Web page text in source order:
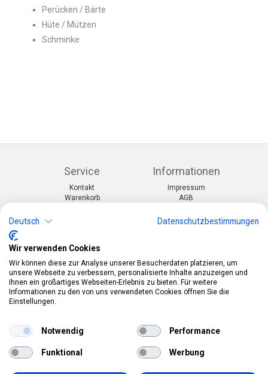
Perücken / Bärte
Hüte / Mützen
Schminke
Service
Kontakt
Warenkorb
Rücksendeformular
Informationen
Impressum
AGB
Zahlung und Lieferung
Kategorien
Anlässe & Themen
Kostüme & Zubehör
Partydeko & Festartikel
Merchandise & Toys
Telefon:
0412190091
Mail:
info@pekabo.ch
Social:
Instagram
Online-Shopping Garantie
Das Schweizer Gütesiegel für Sicherheit und
Orientierung beim Online-Shopping
Deutsch Datenschutzbestimmungen
Wir verwenden Cookies
Wir können diese zur Analyse unserer Besucherdaten platzieren, um
unsere Webseite zu verbessern, personalisierte Inhalte anzuzeigen und
Ihnen ein großartiges Webseiten-Erlebnis zu bieten. Für weitere
Informationen zu den von uns verwendeten Cookies öffnen Sie die
Einstellungen.
Notwendig Performance
Funktional Werbung